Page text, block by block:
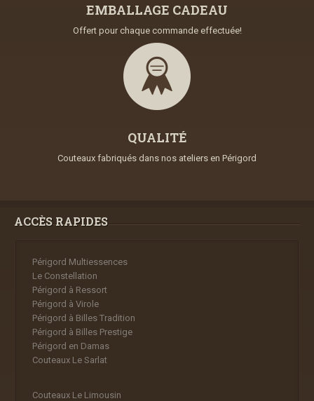
EMBALLAGE CADEAU
Offert pour chaque commande effectuée!
QUALITÉ
Couteaux fabriqués dans nos ateliers en Périgord
ACCÈS RAPIDES
Périgord Multiessences
Le Constellation
Périgord à Ressort
Périgord à Virole
Périgord à Billes Tradition
Périgord à Billes Prestige
Périgord en Damas
Couteaux Le Sarlat
Couteaux Le Limousin